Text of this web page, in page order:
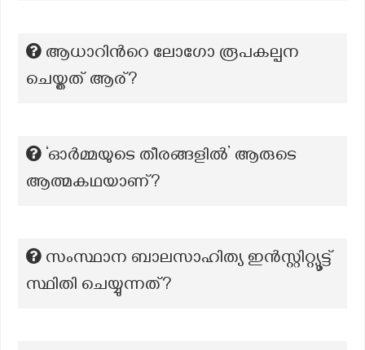
ആധാറിന്‍റെ ലോഗോ രൂപകല്പന
ചെയ്തത് ആര്?
‘ഓർമ്മയുടെ തീരങ്ങളിൽ’ ആരുടെ
ആത്മകഥയാണ്?
സംസ്ഥാന ബാലസാഹിത്യ ഇൻസ്റ്റിറ്റ്യൂട്ട്
സ്ഥിതി ചെയ്യുന്നത്?